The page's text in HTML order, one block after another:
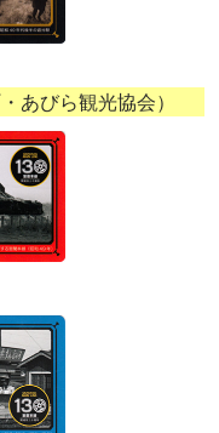
あびら観光協会）